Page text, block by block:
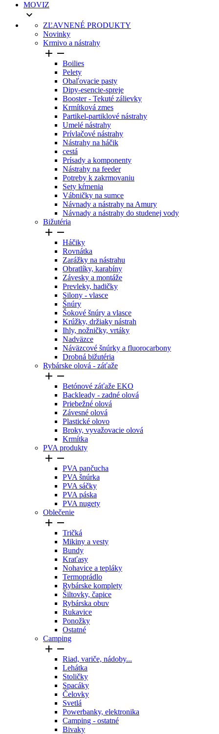
MOVIZ

ZĽAVNENÉ PRODUKTY
Novinky
Krmivo a nástrahy
 
Boilies
Pelety
Obaľovacie pasty
Dipy-esencie-spreje
Booster - Tekuté zálievky
Krmítková zmes
Partikel-partiklové nástrahy
Umelé nástrahy
Prívlačové nástrahy
Nástrahy na háčik
cestá
Prísady a komponenty
Nástrahy na feeder
Potreby k zakrmovaniu
Sety kŕmenia
Vábničky na sumce
Návnady a nástrahy na Amury
Návnady a nástrahy do studenej vody
Bižutéria
 
Háčiky
Rovnátka
Zarážky na nástrahu
Obratlíky, karabíny
Závesky a montáže
Prevleky, hadičky
Silony - vlasce
Šnúry
Šokové šnúry a vlasce
Krúžky, držiaky nástrah
Ihly, nožničky, vrtáky
Nadväzce
Náväzcové šnúrky a fluorocarbony
Drobná bižutéria
Rybárske olová - záťaže
 
Betónové záťaže EKO
Backleady - zadné olová
Priebežné olová
Závesné olová
Plastické olovo
Broky, vyvažovacie olová
Krmítka
PVA produkty
 
PVA pančucha
PVA šnúrka
PVA sáčky
PVA páska
PVA nugety
Oblečenie
 
Tričká
Mikiny a vesty
Bundy
Kraťasy
Nohavice a tepláky
Termoprádlo
Rybárske komplety
Šiltovky, čapice
Rybárska obuv
Rukavice
Ponožky
Ostatné
Camping
 
Riad, variče, nádoby...
Lehátka
Stoličky
Spacáky
Čelovky
Svetlá
Powerbanky, elektronika
Camping - ostatné
Bivaky